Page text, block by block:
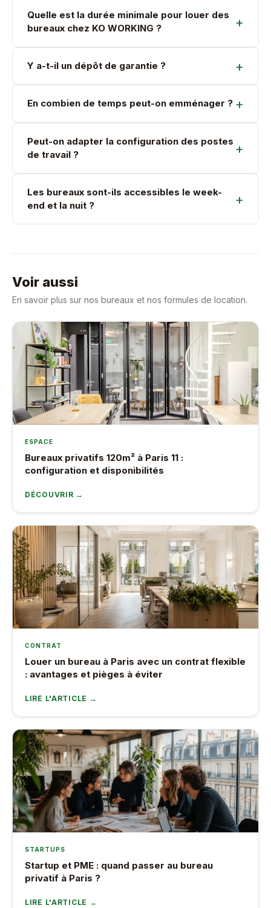
Quelle est la durée minimale pour louer des
bureaux chez KO WORKING ?
Y a-t-il un dépôt de garantie ?
En combien de temps peut-on emménager ?
Peut-on adapter la configuration des postes
de travail ?
Les bureaux sont-ils accessibles le week-
end et la nuit ?
Voir aussi
En savoir plus sur nos bureaux et nos formules de location.
ESPACE
Bureaux privatifs 120m² à Paris 11 :
configuration et disponibilités
DÉCOUVRIR →
CONTRAT
Louer un bureau à Paris avec un contrat flexible
: avantages et pièges à éviter
LIRE L'ARTICLE →
STARTUPS
Startup et PME : quand passer au bureau
privatif à Paris ?
LIRE L'ARTICLE →